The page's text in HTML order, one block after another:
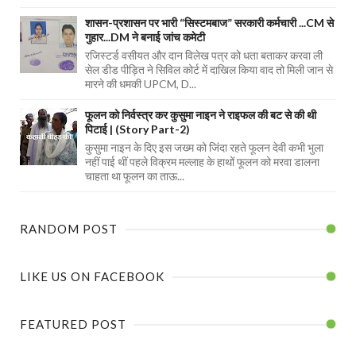
शासन-प्रशासन पर भारी “सिस्टमबाज” सरकारी कर्मचारी ...CM से
गुहार...DM ने बनाई जांच कमेटी
रजिस्टर्ड वसीयत और दान विलेख पत्र को धता बताकर करवा ली
सेल डीड पीड़ित ने सिविल कोर्ट में दाखिल किया वाद तो मिली जान से
मारने की धमकी UPCM, D...
फूलन को निर्वस्त्र कर कुसुमा नाइन ने राइफल की बट से की थी
पिटाई | (Story Part-2)
कुसुमा नाइन के दिए इस जख्म को जिंदा रहते फूलन देवी कभी भुला
नहीं पाई थीं पहले विक्रम मल्लाह के हाथों फूलन को मरवा डालना
चाहता था फूलन का ताऊ...
RANDOM POST
LIKE US ON FACEBOOK
FEATURED POST